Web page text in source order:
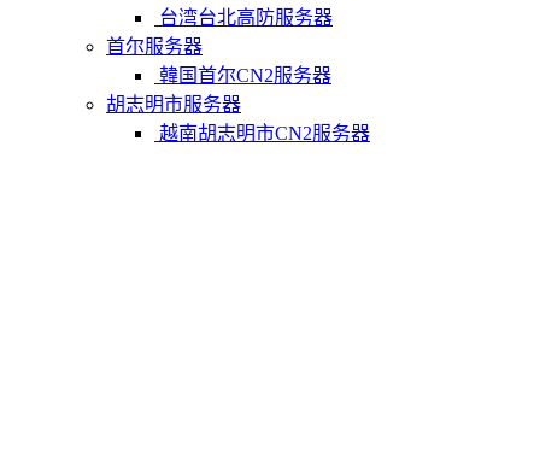
台湾台北高防服务器
首尔服务器
韓国首尔CN2服务器
胡志明市服务器
越南胡志明市CN2服务器